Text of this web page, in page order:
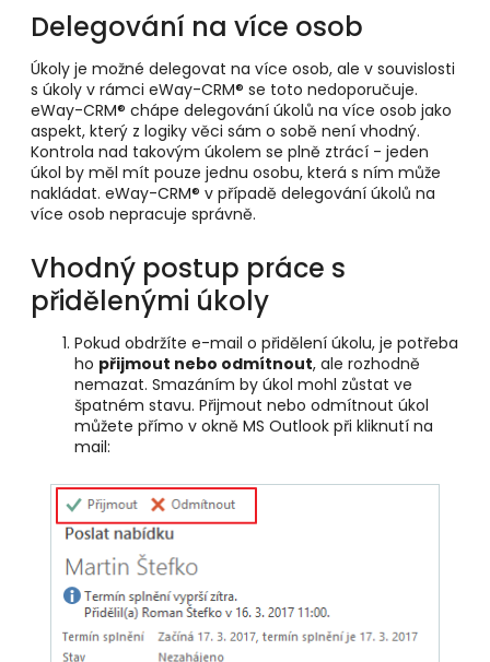
Delegování na více osob
Úkoly je možné delegovat na více osob, ale v souvislosti
s úkoly v rámci eWay-CRM® se toto nedoporučuje.
eWay-CRM® chápe delegování úkolů na více osob jako
aspekt, který z logiky věci sám o sobě není vhodný.
Kontrola nad takovým úkolem se plně ztrácí - jeden
úkol by měl mít pouze jednu osobu, která s ním může
nakládat. eWay-CRM® v případě delegování úkolů na
více osob nepracuje správně.
Vhodný postup práce s
přidělenými úkoly
Pokud obdržíte e-mail o přidělení úkolu, je potřeba
ho přijmout nebo odmítnout, ale rozhodně
nemazat. Smazáním by úkol mohl zůstat ve
špatném stavu. Přijmout nebo odmítnout úkol
můžete přímo v okně MS Outlook při kliknutí na
mail: